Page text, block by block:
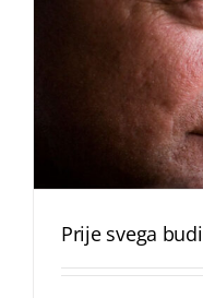
Prije svega